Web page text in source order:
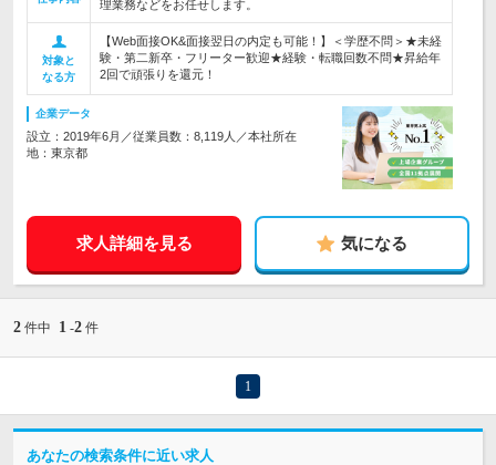
理業務などをお任せします。
対象と
なる方
【Web面接OK&面接翌日の内定も可能！】＜学歴不問＞★未経
験・第二新卒・フリーター歓迎★経験・転職回数不問★昇給年
2回で頑張りを還元！
企業データ
設立：2019年6月／従業員数：8,119人／本社所在
地：東京都
求人詳細を見る 気になる
2 件中 1 -2 件
1
あなたの検索条件に近い求人